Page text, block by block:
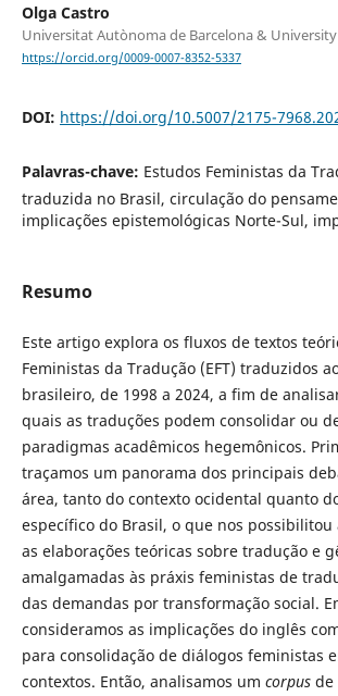
Olga Castro
Universitat Autònoma de Barcelona &
https://orcid.org/0009-0007-8352-5337
DOI: https://doi.org/10.5007/2175-
Palavras-chave: Estudos Feministas da
traduzida no Brasil, circulação do
implicações epistemológicas Norte-Sul,
Resumo
Este artigo explora os fluxos de textos
Feministas da Tradução (EFT) traduzidos
brasileiro, de 1998 a 2024, a fim de
quais as traduções podem consolidar ou
paradigmas acadêmicos hegemônicos.
traçamos um panorama dos principais
área, tanto do contexto ocidental quanto
específico do Brasil, o que nos
as elaborações teóricas sobre tradução e
amalgamadas às práxis feministas de
das demandas por transformação social.
consideramos as implicações do inglês
para consolidação de diálogos feministas
contextos. Então, analisamos um corpusde